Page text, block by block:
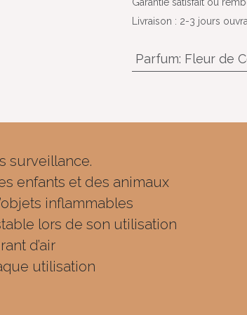
Livraison : 2-3 jours
Parfum: Fleur de
surveillance.
enfants et des animaux
inflammables
lors de son utilisation
d’air
utilisation